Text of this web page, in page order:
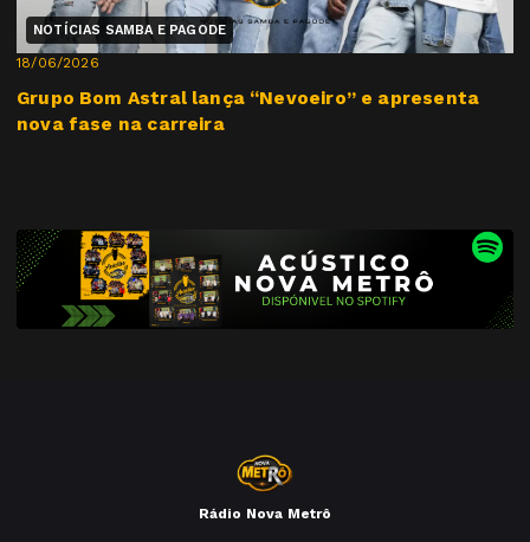
NOTÍCIAS SAMBA E PAGODE
18/06/2026
Grupo Bom Astral lança “Nevoeiro” e apresenta
nova fase na carreira
Rádio Nova Metrô